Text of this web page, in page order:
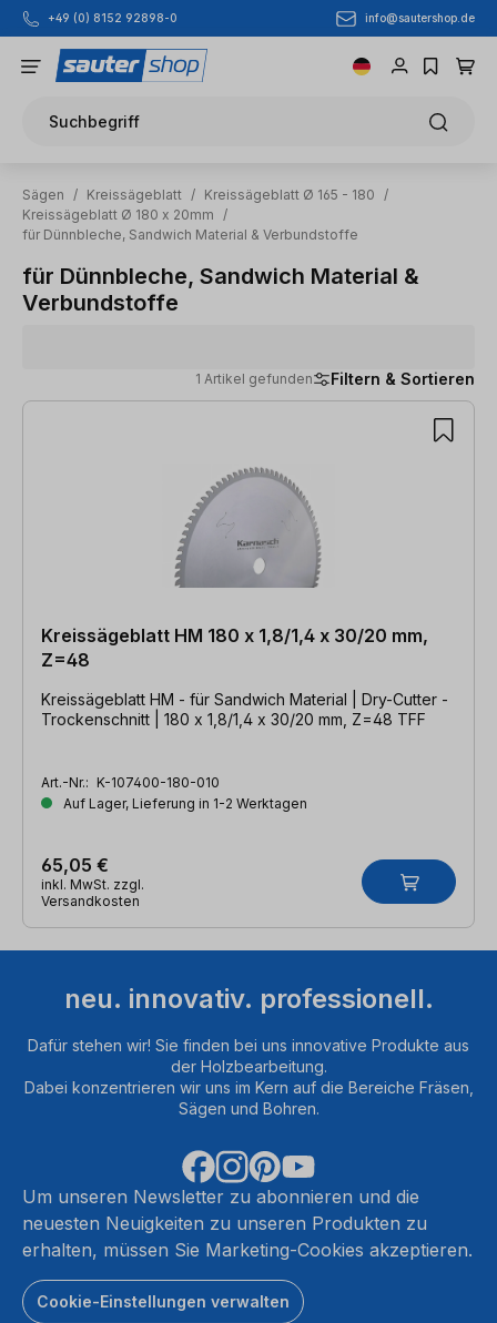
Zum Hauptinhalt springen
+49 (0) 8152 92898-0 info@sautershop.de
Suchbegriff
Sägen / Kreissägeblatt / Kreissägeblatt Ø 165 - 180
/
Kreissägeblatt Ø 180 x 20mm
/
für Dünnbleche, Sandwich Material & Verbundstoffe
für Dünnbleche, Sandwich Material &
Verbundstoffe
1 Artikel gefunden Filtern & Sortieren
1 Artikel gefunden
Kreissägeblatt HM 180 x 1,8/1,4 x 30/20 mm,
Z=48
Kreissägeblatt HM - für Sandwich Material | Dry-Cutter -
Trockenschnitt | 180 x 1,8/1,4 x 30/20 mm, Z=48 TFF
Art.-Nr.: K-107400-180-010
Auf Lager, Lieferung in 1-2 Werktagen
65,05 €
inkl. MwSt. zzgl.
Versandkosten
neu. innovativ. professionell.
Dafür stehen wir! Sie finden bei uns innovative Produkte aus
der Holzbearbeitung.
Dabei konzentrieren wir uns im Kern auf die Bereiche Fräsen,
Sägen und Bohren.
Um unseren Newsletter zu abonnieren und die
neuesten Neuigkeiten zu unseren Produkten zu
erhalten, müssen Sie Marketing-Cookies akzeptieren.
Cookie-Einstellungen verwalten